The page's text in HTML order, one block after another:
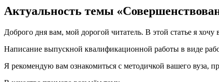
Актуальность темы
Доброго дня вам, мой дорогой читатель. В этой статье я хочу
Написание выпускной квалификационной работы в виде
Я рекомендую вам ознакомиться с методичкой вашего вуза,